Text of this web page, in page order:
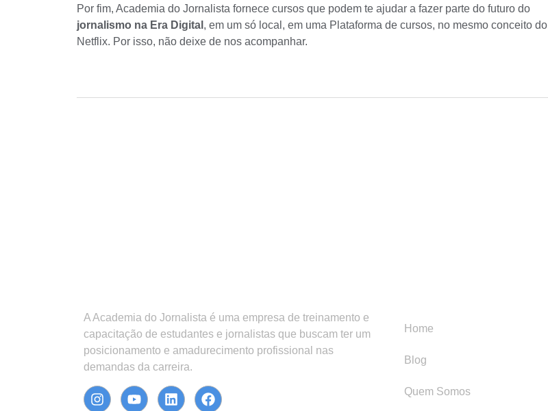
Por fim, Academia do Jornalista fornece cursos que podem te ajudar a fazer parte do futuro do
jornalismo na Era Digital , em um só local, em uma Plataforma de cursos, no mesmo conceito do
Netflix. Por isso, não deixe de nos acompanhar.
A Academia do Jornalista é uma empresa de treinamento e
capacitação de estudantes e jornalistas que buscam ter um
posicionamento e amadurecimento profissional nas
demandas da carreira.
Home
Blog
Quem Somos